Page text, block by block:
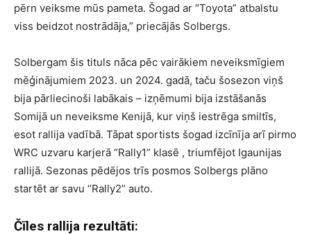
pērn veiksme mūs pameta. Šogad ar “Toyota” atbalstu
viss beidzot nostrādāja,” priecājās Solbergs.
Solbergam šis tituls nāca pēc vairākiem neveiksmīgiem
mēģinājumiem 2023. un 2024. gadā, taču šosezon viņš
bija pārliecinoši labākais – izņēmumi bija izstāšanās
Somijā un neveiksme Kenijā, kur viņš iestrēga smiltīs,
esot rallija vadībā. Tāpat sportists šogad izcīnīja arī pirmo
WRC uzvaru karjerā “Rally1” klasē , triumfējot Igaunijas
rallijā. Sezonas pēdējos trīs posmos Solbergs plāno
startēt ar savu “Rally2” auto.
Čīles rallija rezultāti: